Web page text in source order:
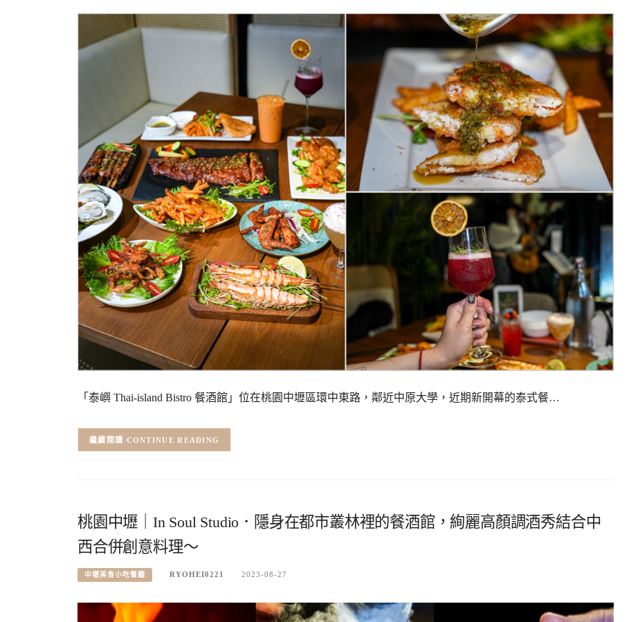
「泰嶼 Thai-island Bistro 餐酒館」位在桃園中壢區環中東路，鄰近中原大學，近期新開幕的泰式餐…
CONTINUE READING
桃園中壢｜In Soul Studio．隱身在都市叢林裡的餐酒館，絢麗高顏調酒秀結合中
西合併創意料理～
中壢美食小吃餐廳 RYOHEI0221 2023-08-27